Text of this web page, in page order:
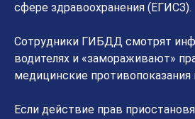
сфере здравоохранения (ЕГИСЗ).
Сотрудники ГИБДД смотрят
водителях и «замораживают»
медицинские противопоказания
Если действие прав